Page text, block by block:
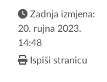
Zadnja izmjena:
20. rujna 2023.
14:48
Ispiši stranicu